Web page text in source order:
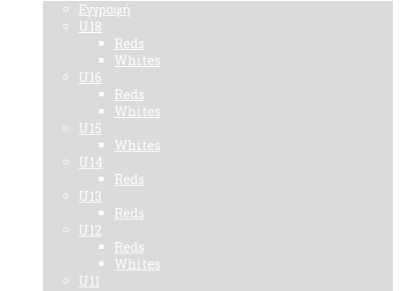
Εγγραφή
U18
Reds
Whites
U16
Reds
Whites
U15
Whites
U14
Reds
U13
Reds
U12
Reds
Whites
U11